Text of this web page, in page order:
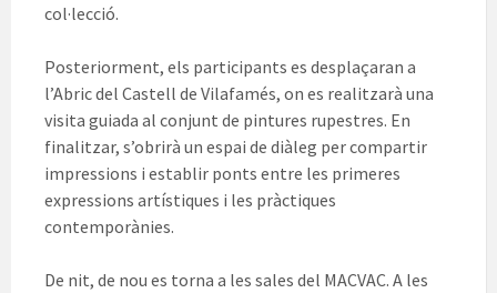
col·lecció.
Posteriorment, els participants es desplaçaran a
l’Abric del Castell de Vilafamés, on es realitzarà una
visita guiada al conjunt de pintures rupestres. En
finalitzar, s’obrirà un espai de diàleg per compartir
impressions i establir ponts entre les primeres
expressions artístiques i les pràctiques
contemporànies.
De nit, de nou es torna a les sales del MACVAC. A les